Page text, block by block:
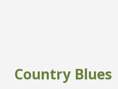
Country Blues